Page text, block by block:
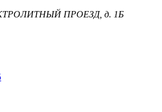
ПРОЕЗД, д. 1Б